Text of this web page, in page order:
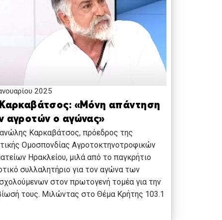
2025
«Μόνη απάντηση
αγροτών ο αγώνας»
Καρκαβάτσος, πρόεδρος της
Ομοσπονδίας Αγροτοκτηνοτροφικών
Ηρακλείου, μιλά από το παγκρήτιο
συλλαλητήριο για τον αγώνα των
στον πρωτογενή τομέα για την
τους. Μιλώντας στο Θέμα Κρήτης 103.1